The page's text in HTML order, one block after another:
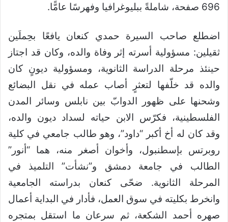
696 صفحة، شاملةً ببليوغرافيا وفهرسًا عامًّا.
اضطلع صاحب السيرة حمدي كنعان يافعًا بحِملَين
ثقيلين: مسؤولية أسرته إثر وفاة والده، وكان قد اجتاز
حينئذ مرحلة الدراسة الثانوية، ومسؤولية ديونٍ كان
والده قد خلّفها لتعثرٍ أصاب عمله في نقل البضائع
وشحنها على ظهور الدوابّ بين نابلس وسائر المدن
الفلسطينية، فكرّس الابن حياته لسداد ديون والده،
وقد كان له أخ أكبر “داود”، وهو طالب جامعي في كلية
روبرتس بإسطنبول، وأخوان أصغر منه، هما “أنور”
الطالب في جامعة دمشق و”نشأت” التلميذ في
المرحلة الثانوية. ضحّى كنعان بدراسته الجامعية
وانخرط بكليته في سوق العمل، فأدار في البداية أعمال
صهره أحمد الشكعة، ثم سرعان ما استقل بمتجره